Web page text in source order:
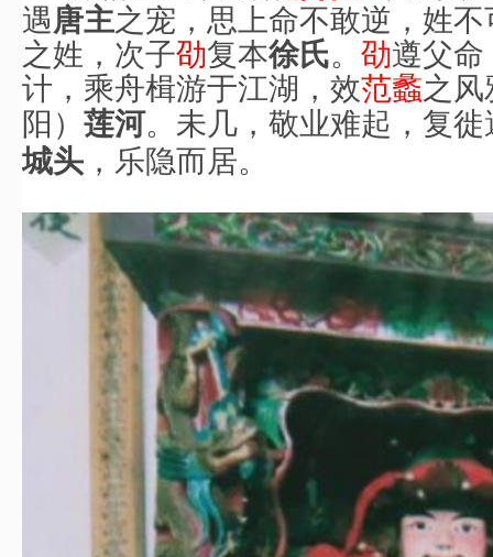
遇唐主之宠，思上命不敢逆，姓
之姓，次子劭复本徐氏。 劭遵父
计，乘舟楫游于江湖，效范蠡之
阳） 莲河。 未几，敬业难起，复徙
城头 ，乐隐而居。